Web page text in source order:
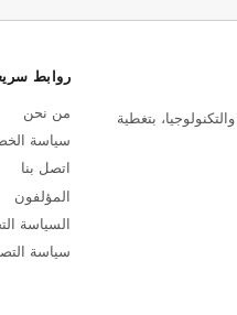
بتغطية
روابط
من نحن
سياسة
اتصل بنا
المؤلفون
السياسة
سياسة